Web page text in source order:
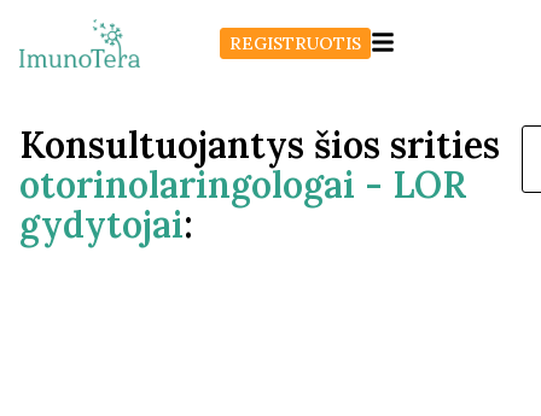
REGISTRUOTIS
Konsultuojantys šios srities
otorinolaringologai - LOR
gydytojai: